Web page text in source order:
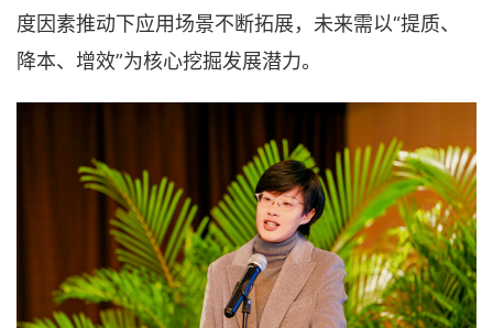
度因素推动下应用场景不断拓展，未来需以“提质、
降本、增效”为核心挖掘发展潜力。